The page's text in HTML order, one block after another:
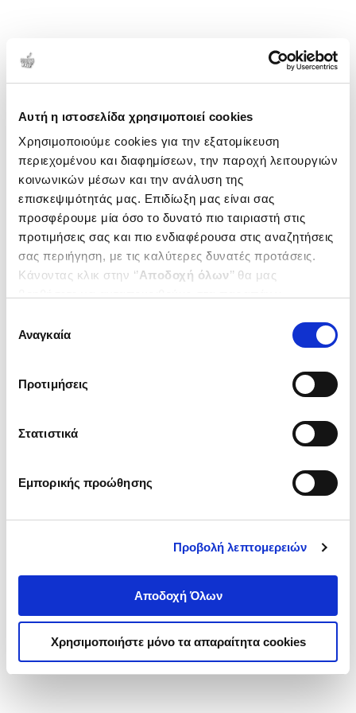
Αυτή η ιστοσελίδα χρησιμοποιεί cookies
Χρησιμοποιούμε cookies για την εξατομίκευση
περιεχομένου και διαφημίσεων, την παροχή λειτουργιών
κοινωνικών μέσων και την ανάλυση της
επισκεψιμότητάς μας. Επιδίωξη μας είναι σας
προσφέρουμε μία όσο το δυνατό πιο ταιριαστή στις
προτιμήσεις σας και πιο ενδιαφέρουσα στις αναζητήσεις
σας περιήγηση, με τις καλύτερες δυνατές προτάσεις.
Κάνοντας κλικ στην ‘’Αποδοχή όλων’’ θα μας
ενδιαφέρουν και να επιλέξετε από τα παρακάτω με την
΄΄και να ενημερωθείτε σχετικά με
συγκατάθεσης
Αναγκαία
Προτιμήσεις
Στατιστικά
Εμπορικής προώθησης
Προβολή λεπτομερειών
Αποδοχή Όλων
Χρησιμοποιήστε μόνο τα απαραίτητα cookies